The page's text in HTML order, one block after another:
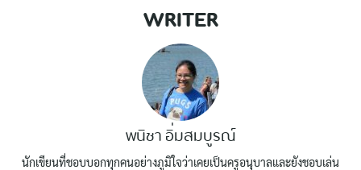
WRITER
พนิชา อิ่มสมบูรณ์
นักเขียนที่ชอบบอกทุกคนอย่างภูมิใจว่าเคยเป็นครูอนุบาลและยังชอบเล่น